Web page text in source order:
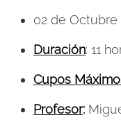
02 de Octubre
Duración: 11
Cupos
Profesor: